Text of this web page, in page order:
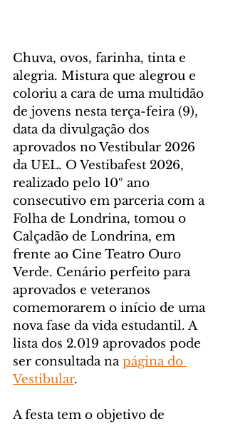
Chuva, ovos, farinha, tinta e
alegria. Mistura que alegrou e
coloriu a cara de uma multidão
de jovens nesta terça-feira (9),
data da divulgação dos
aprovados no Vestibular 2026
da UEL. O Vestibafest 2026,
realizado pelo 10º ano
consecutivo em parceria com a
Folha de Londrina, tomou o
Calçadão de Londrina, em
frente ao Cine Teatro Ouro
Verde. Cenário perfeito para
aprovados e veteranos
comemorarem o início de uma
nova fase da vida estudantil. A
lista dos 2.019 aprovados pode
ser consultada na página do
Vestibular.
A festa tem o objetivo de